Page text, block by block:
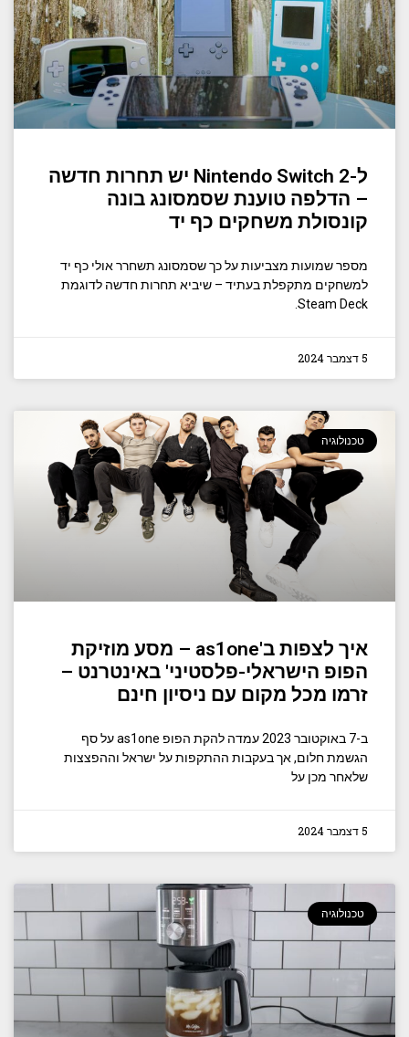
ל-Nintendo Switch 2 יש תחרות חדשה
– הדלפה טוענת שסמסונג בונה
קונסולת משחקים כף יד
מספר שמועות מצביעות על כך שסמסונג תשחרר אולי כף יד
למשחקים מתקפלת בעתיד – שיביא תחרות חדשה לדוגמת
Steam Deck.
5 דצמבר 2024
טכנולוגיה
איך לצפות ב'as1one – מסע מוזיקת ​​
הפופ הישראלי-פלסטיני' באינטרנט –
זרמו מכל מקום עם ניסיון חינם
ב-7 באוקטובר 2023 עמדה להקת הפופ as1one על סף
הגשמת חלום, אך בעקבות ההתקפות על ישראל וההפצצות
שלאחר מכן על
5 דצמבר 2024
טכנולוגיה